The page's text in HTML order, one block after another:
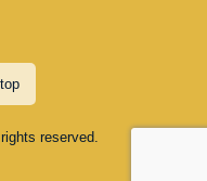
reserved.